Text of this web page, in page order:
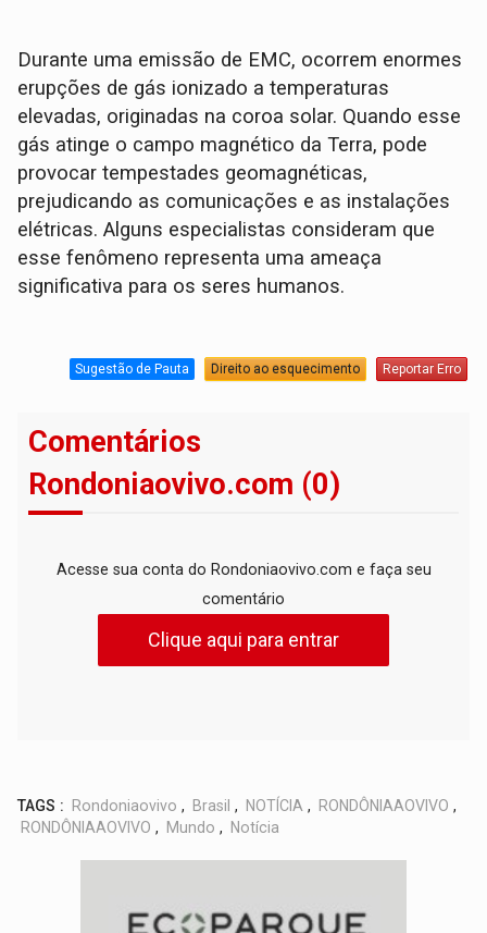
Durante uma emissão de EMC, ocorrem enormes
erupções de gás ionizado a temperaturas
elevadas, originadas na coroa solar. Quando esse
gás atinge o campo magnético da Terra, pode
provocar tempestades geomagnéticas,
prejudicando as comunicações e as instalações
elétricas. Alguns especialistas consideram que
esse fenômeno representa uma ameaça
significativa para os seres humanos.⁠
Sugestão de Pauta Direito ao esquecimento Reportar Erro
Comentários
Rondoniaovivo.com (0)
Acesse sua conta do Rondoniaovivo.com e faça seu
comentário
Clique aqui para entrar
TAGS : Rondoniaovivo , Brasil , NOTÍCIA , RONDÔNIAAOVIVO ,
RONDÔNIAAOVIVO , Mundo , Notícia